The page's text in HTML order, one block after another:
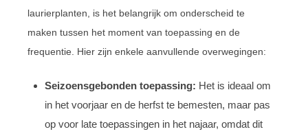
laurierplanten, is het belangrijk om onderscheid te
maken tussen het moment van toepassing en de
frequentie. Hier zijn enkele aanvullende overwegingen:
Seizoensgebonden toepassing: Het is ideaal om
in het voorjaar en de herfst te bemesten, maar pas
op voor late toepassingen in het najaar, omdat dit